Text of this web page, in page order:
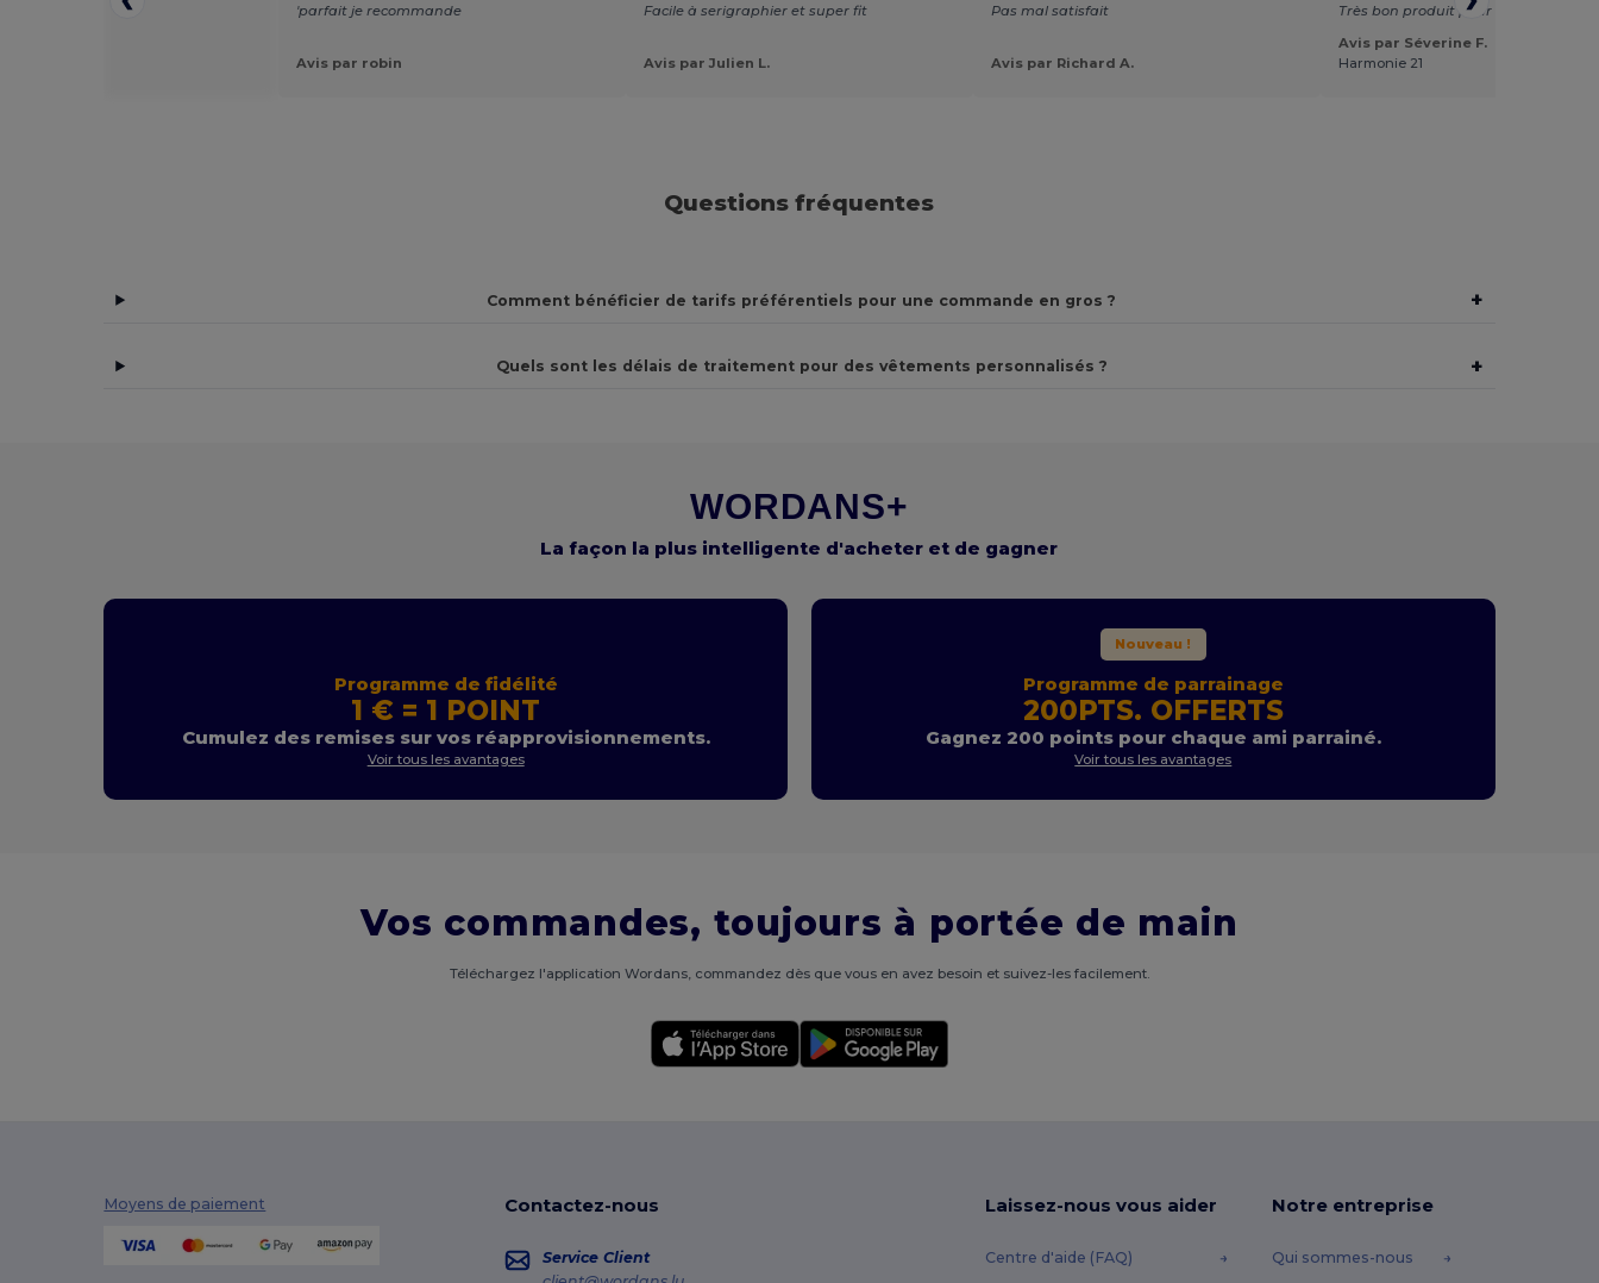
'parfait je recommande
Avis par robin
Facile à serigraphier et super fit
Avis par Julien L.
Pas mal satisfait
Avis par Richard A.
Très bon produit pour la sublimation
Avis par Séverine F.
Harmonie 21
Questions fréquentes
Comment bénéficier de tarifs préférentiels pour une commande en gros ? +
Quels sont les délais de traitement pour des vêtements personnalisés ? +
WORDANS+
La façon la plus intelligente d'acheter et de gagner
Programme de fidélité
1 € = 1 POINT
Cumulez des remises sur vos réapprovisionnements.
Voir tous les avantages
Nouveau !
Programme de parrainage
200PTS. OFFERTS
Gagnez 200 points pour chaque ami parrainé.
Voir tous les avantages
Vos commandes, toujours à portée de main
Téléchargez l'application Wordans, commandez dès que vous en avez besoin et suivez-les facilement.
Moyens de paiement Contactez-nous
Service Client
Laissez-nous vous aider
Centre d'aide (FAQ)
Notre entreprise
Qui sommes-nous